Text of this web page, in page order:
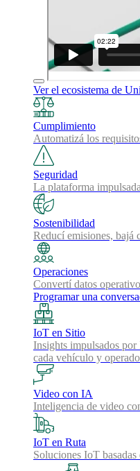
Ver el ecosistema de
Cumplimiento
Automatizá los
Seguridad
La plataforma
Sostenibilidad
Reducí emisiones, bajá
Operaciones
Convertí datos
Programar una
IoT en Sitio
Insights impulsados por
cada vehículo y
Video con IA
Inteligencia de video
IoT en Ruta
Soluciones IoT